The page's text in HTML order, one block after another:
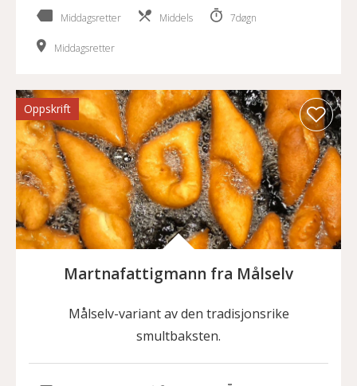
Middagsretter Middels 7døgn
Middagsretter
Oppskrift
Martnafattigmann fra Målselv
Målselv-variant av den tradisjonsrike
smultbaksten.